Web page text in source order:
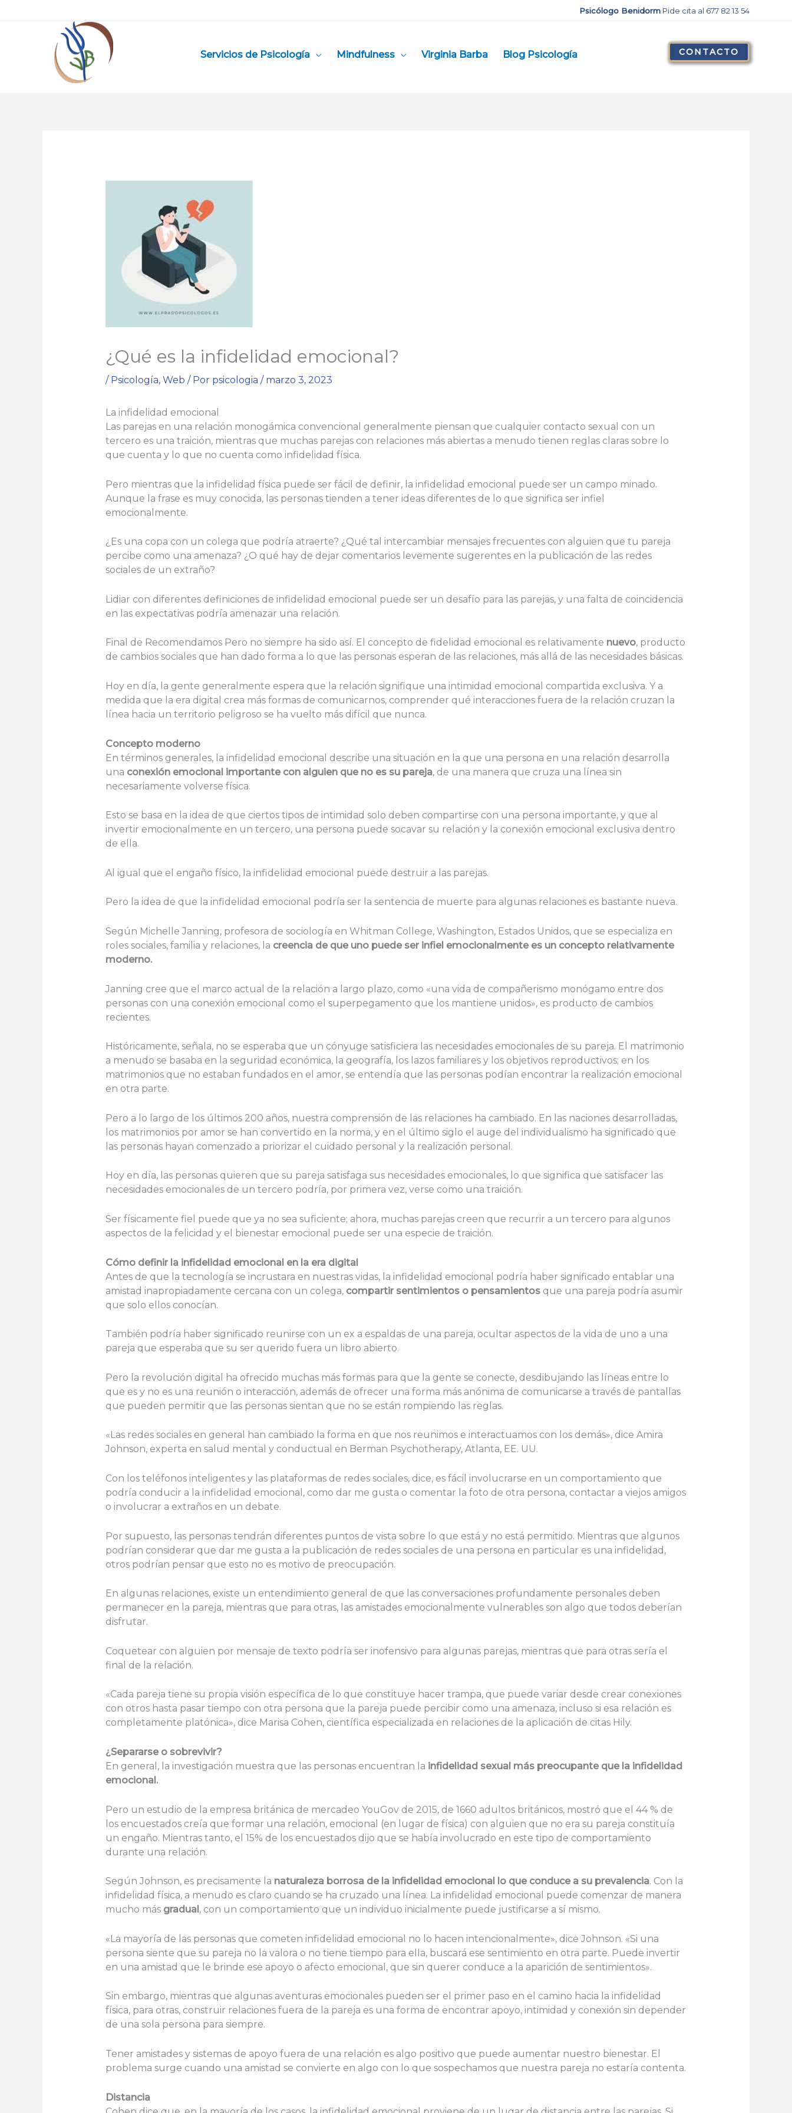
Psicólogo Benidorm Pide cita al 677 82 13 54
Servicios de Psicología Mindfulness Virginia Barba Blog Psicología CONTACTO
¿Qué es la infidelidad emocional?
/ Psicología, Web / Por psicologia / marzo 3, 2023
La infidelidad emocional
Las parejas en una relación monogámica convencional generalmente piensan que cualquier contacto sexual con un
tercero es una traición, mientras que muchas parejas con relaciones más abiertas a menudo tienen reglas claras sobre lo
que cuenta y lo que no cuenta como infidelidad física.
Pero mientras que la infidelidad física puede ser fácil de definir, la infidelidad emocional puede ser un campo minado.
Aunque la frase es muy conocida, las personas tienden a tener ideas diferentes de lo que significa ser infiel
emocionalmente.
¿Es una copa con un colega que podría atraerte? ¿Qué tal intercambiar mensajes frecuentes con alguien que tu pareja
percibe como una amenaza? ¿O qué hay de dejar comentarios levemente sugerentes en la publicación de las redes
sociales de un extraño?
Lidiar con diferentes definiciones de infidelidad emocional puede ser un desafío para las parejas, y una falta de coincidencia
en las expectativas podría amenazar una relación.
Final de Recomendamos Pero no siempre ha sido así. El concepto de fidelidad emocional es relativamente nuevo, producto
de cambios sociales que han dado forma a lo que las personas esperan de las relaciones, más allá de las necesidades básicas.
Hoy en día, la gente generalmente espera que la relación signifique una intimidad emocional compartida exclusiva. Y a
medida que la era digital crea más formas de comunicarnos, comprender qué interacciones fuera de la relación cruzan la
línea hacia un territorio peligroso se ha vuelto más difícil que nunca.
Concepto moderno
En términos generales, la infidelidad emocional describe una situación en la que una persona en una relación desarrolla
una conexión emocional importante con alguien que no es su pareja, de una manera que cruza una línea sin
necesariamente volverse física.
Esto se basa en la idea de que ciertos tipos de intimidad solo deben compartirse con una persona importante, y que al
invertir emocionalmente en un tercero, una persona puede socavar su relación y la conexión emocional exclusiva dentro
de ella.
Al igual que el engaño físico, la infidelidad emocional puede destruir a las parejas.
Pero la idea de que la infidelidad emocional podría ser la sentencia de muerte para algunas relaciones es bastante nueva.
Según Michelle Janning, profesora de sociología en Whitman College, Washington, Estados Unidos, que se especializa en
roles sociales, familia y relaciones, la creencia de que uno puede ser infiel emocionalmente es un concepto relativamente
moderno.
Janning cree que el marco actual de la relación a largo plazo, como «una vida de compañerismo monógamo entre dos
personas con una conexión emocional como el superpegamento que los mantiene unidos», es producto de cambios
recientes.
Históricamente, señala, no se esperaba que un cónyuge satisficiera las necesidades emocionales de su pareja. El matrimonio
a menudo se basaba en la seguridad económica, la geografía, los lazos familiares y los objetivos reproductivos; en los
matrimonios que no estaban fundados en el amor, se entendía que las personas podían encontrar la realización emocional
en otra parte.
Pero a lo largo de los últimos 200 años, nuestra comprensión de las relaciones ha cambiado. En las naciones desarrolladas,
los matrimonios por amor se han convertido en la norma, y en el último siglo el auge del individualismo ha significado que
las personas hayan comenzado a priorizar el cuidado personal y la realización personal.
Hoy en día, las personas quieren que su pareja satisfaga sus necesidades emocionales, lo que significa que satisfacer las
necesidades emocionales de un tercero podría, por primera vez, verse como una traición.
Ser físicamente fiel puede que ya no sea suficiente; ahora, muchas parejas creen que recurrir a un tercero para algunos
aspectos de la felicidad y el bienestar emocional puede ser una especie de traición.
Cómo definir la infidelidad emocional en la era digital
Antes de que la tecnología se incrustara en nuestras vidas, la infidelidad emocional podría haber significado entablar una
amistad inapropiadamente cercana con un colega, compartir sentimientos o pensamientos que una pareja podría asumir
que solo ellos conocían.
También podría haber significado reunirse con un ex a espaldas de una pareja, ocultar aspectos de la vida de uno a una
pareja que esperaba que su ser querido fuera un libro abierto.
Pero la revolución digital ha ofrecido muchas más formas para que la gente se conecte, desdibujando las líneas entre lo
que es y no es una reunión o interacción, además de ofrecer una forma más anónima de comunicarse a través de pantallas
que pueden permitir que las personas sientan que no se están rompiendo las reglas.
«Las redes sociales en general han cambiado la forma en que nos reunimos e interactuamos con los demás», dice Amira
Johnson, experta en salud mental y conductual en Berman Psychotherapy, Atlanta, EE. UU.
Con los teléfonos inteligentes y las plataformas de redes sociales, dice, es fácil involucrarse en un comportamiento que
podría conducir a la infidelidad emocional, como dar me gusta o comentar la foto de otra persona, contactar a viejos amigos
o involucrar a extraños en un debate.
Por supuesto, las personas tendrán diferentes puntos de vista sobre lo que está y no está permitido. Mientras que algunos
podrían considerar que dar me gusta a la publicación de redes sociales de una persona en particular es una infidelidad,
otros podrían pensar que esto no es motivo de preocupación.
En algunas relaciones, existe un entendimiento general de que las conversaciones profundamente personales deben
permanecer en la pareja, mientras que para otras, las amistades emocionalmente vulnerables son algo que todos deberían
disfrutar.
Coquetear con alguien por mensaje de texto podría ser inofensivo para algunas parejas, mientras que para otras sería el
final de la relación.
«Cada pareja tiene su propia visión específica de lo que constituye hacer trampa, que puede variar desde crear conexiones
con otros hasta pasar tiempo con otra persona que la pareja puede percibir como una amenaza, incluso si esa relación es
completamente platónica», dice Marisa Cohen, científica especializada en relaciones de la aplicación de citas Hily.
¿Separarse o sobrevivir?
En general, la investigación muestra que las personas encuentran la infidelidad sexual más preocupante que la infidelidad
emocional.
Pero un estudio de la empresa británica de mercadeo YouGov de 2015, de 1660 adultos británicos, mostró que el 44 % de
los encuestados creía que formar una relación, emocional (en lugar de física) con alguien que no era su pareja constituía
un engaño. Mientras tanto, el 15% de los encuestados dijo que se había involucrado en este tipo de comportamiento
durante una relación.
Según Johnson, es precisamente la naturaleza borrosa de la infidelidad emocional lo que conduce a su prevalencia. Con la
infidelidad física, a menudo es claro cuando se ha cruzado una línea. La infidelidad emocional puede comenzar de manera
mucho más gradual, con un comportamiento que un individuo inicialmente puede justificarse a sí mismo.
«La mayoría de las personas que cometen infidelidad emocional no lo hacen intencionalmente», dice Johnson. «Si una
persona siente que su pareja no la valora o no tiene tiempo para ella, buscará ese sentimiento en otra parte. Puede invertir
en una amistad que le brinde ese apoyo o afecto emocional, que sin querer conduce a la aparición de sentimientos».
Sin embargo, mientras que algunas aventuras emocionales pueden ser el primer paso en el camino hacia la infidelidad
física, para otras, construir relaciones fuera de la pareja es una forma de encontrar apoyo, intimidad y conexión sin depender
de una sola persona para siempre.
Tener amistades y sistemas de apoyo fuera de una relación es algo positivo que puede aumentar nuestro bienestar. El
problema surge cuando una amistad se convierte en algo con lo que sospechamos que nuestra pareja no estaría contenta.
Distancia